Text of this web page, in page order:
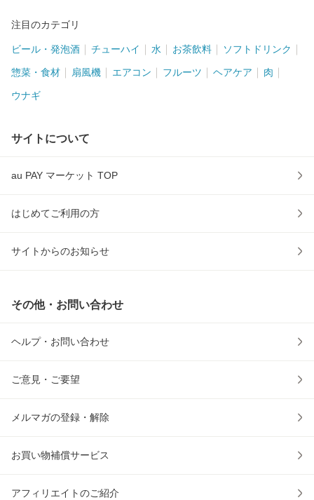
注目のカテゴリ
ビール・発泡酒 チューハイ 水 お茶飲料 ソフトドリンク
惣菜・食材 扇風機 エアコン フルーツ ヘアケア 肉
ウナギ
サイトについて
au PAY マーケット TOP
はじめてご利用の方
サイトからのお知らせ
その他・お問い合わせ
ヘルプ・お問い合わせ
ご意見・ご要望
メルマガの登録・解除
お買い物補償サービス
アフィリエイトのご紹介